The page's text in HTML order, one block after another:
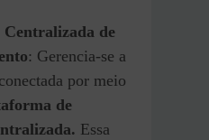
de
: Gerencia-se a
por meio
de
Essa